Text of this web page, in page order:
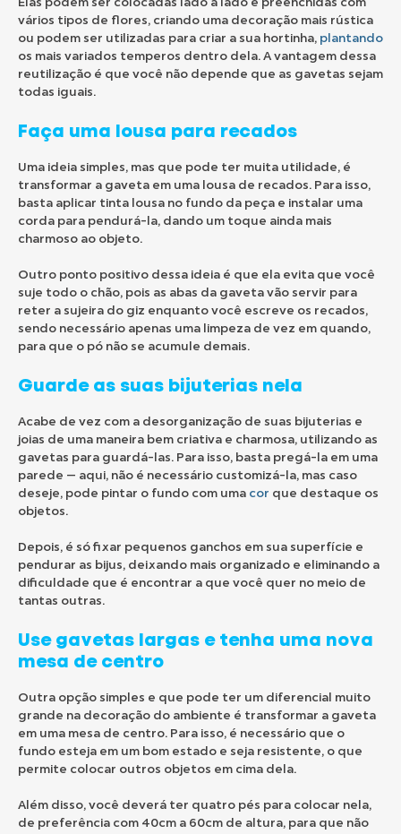
Elas podem ser colocadas lado a lado e preenchidas com
vários tipos de flores, criando uma decoração mais rústica
ou podem ser utilizadas para criar a sua hortinha, plantando
os mais variados temperos dentro dela. A vantagem dessa
reutilização é que você não depende que as gavetas sejam
todas iguais.
Faça uma lousa para recados
Uma ideia simples, mas que pode ter muita utilidade, é
transformar a gaveta em uma lousa de recados. Para isso,
basta aplicar tinta lousa no fundo da peça e instalar uma
corda para pendurá-la, dando um toque ainda mais
charmoso ao objeto.
Outro ponto positivo dessa ideia é que ela evita que você
suje todo o chão, pois as abas da gaveta vão servir para
reter a sujeira do giz enquanto você escreve os recados,
sendo necessário apenas uma limpeza de vez em quando,
para que o pó não se acumule demais.
Guarde as suas bijuterias nela
Acabe de vez com a desorganização de suas bijuterias e
joias de uma maneira bem criativa e charmosa, utilizando as
gavetas para guardá-las. Para isso, basta pregá-la em uma
parede — aqui, não é necessário customizá-la, mas caso
deseje, pode pintar o fundo com uma cor que destaque os
objetos.
Depois, é só fixar pequenos ganchos em sua superfície e
pendurar as bijus, deixando mais organizado e eliminando a
dificuldade que é encontrar a que você quer no meio de
tantas outras.
Use gavetas largas e tenha uma nova
mesa de centro
Outra opção simples e que pode ter um diferencial muito
grande na decoração do ambiente é transformar a gaveta
em uma mesa de centro. Para isso, é necessário que o
fundo esteja em um bom estado e seja resistente, o que
permite colocar outros objetos em cima dela.
Além disso, você deverá ter quatro pés para colocar nela,
de preferência com 40cm a 60cm de altura, para que não